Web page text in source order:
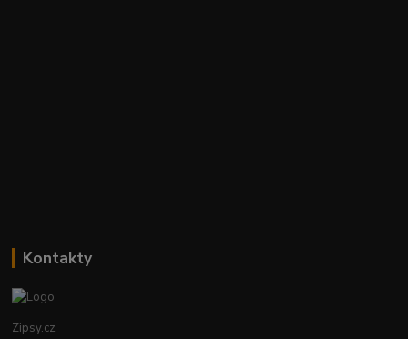
Kontakty
Zipsy.cz